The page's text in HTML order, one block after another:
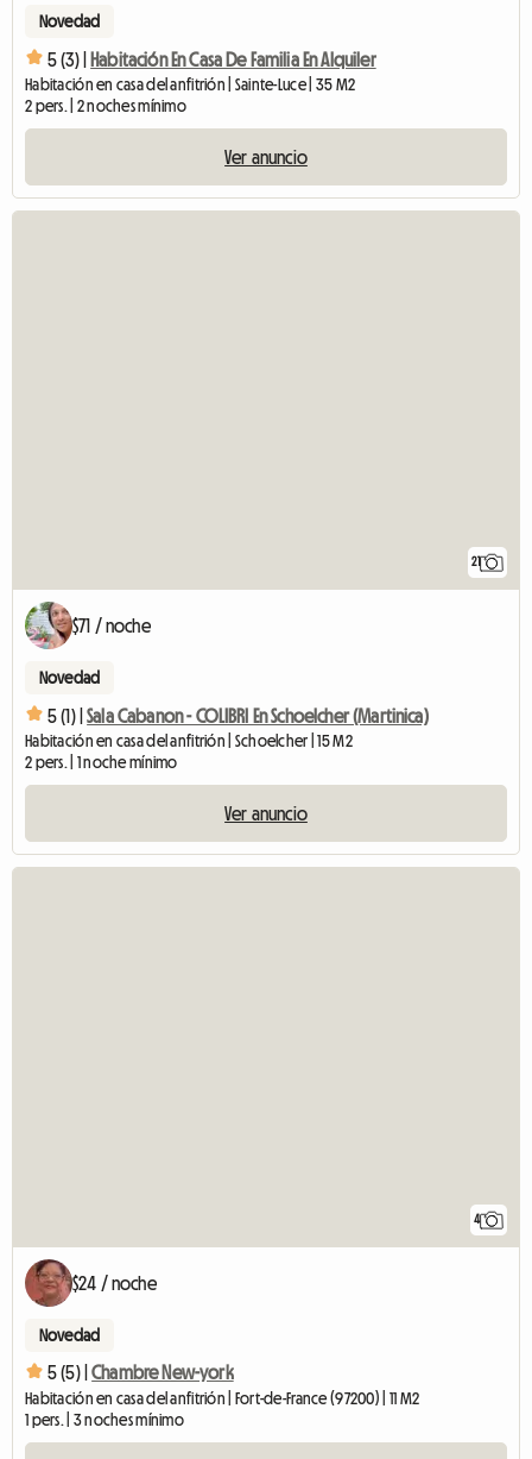
Novedad
5 (3) | Habitación En Casa De Familia En Alquiler
Habitación en casa del anfitrión | Sainte-Luce | 35 M2
2 pers. | 2 noches mínimo
Ver anuncio
21
$71 / noche
Novedad
5 (1) | Sala Cabanon - COLIBRI En Schoelcher (Martinica)
Habitación en casa del anfitrión | Schoelcher | 15 M2
2 pers. | 1 noche mínimo
Ver anuncio
4
$24 / noche
Novedad
5 (5) | Chambre New-york
Habitación en casa del anfitrión | Fort-de-France (97200) | 11 M2
1 pers. | 3 noches mínimo